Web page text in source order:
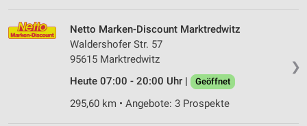
❯
Netto Marken-Discount Marktredwitz
Waldershofer Str. 57
95615 Marktredwitz
Heute 07:00 - 20:00 Uhr |
Geöffnet
295,60 km • Angebote: 3 Prospekte